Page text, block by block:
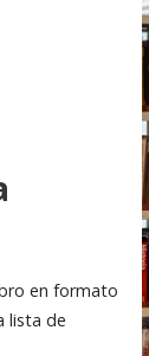
en formato
lista de